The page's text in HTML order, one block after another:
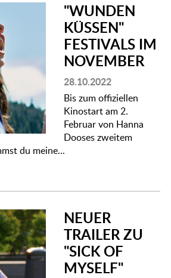
"WUNDEN
KÜSSEN"
FESTIVALS IM
NOVEMBER
28.10.2022
Bis zum offiziellen
Kinostart am 2.
Februar von Hanna
Dooses zweitem
du meine...
NEUER
TRAILER ZU
"SICK OF
MYSELF"